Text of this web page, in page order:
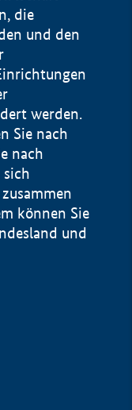
die
und den
werden.
Sie nach
nach
können Sie
und